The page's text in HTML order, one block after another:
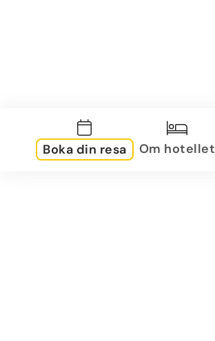
Boka din resa Om hotellet